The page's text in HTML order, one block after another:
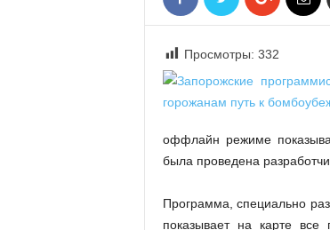
Просмотры: 332
оффлайн режиме
была проведена
Программа, специально
показывает на карте